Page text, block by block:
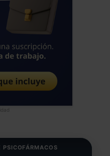
PSICOFÁRMACOS